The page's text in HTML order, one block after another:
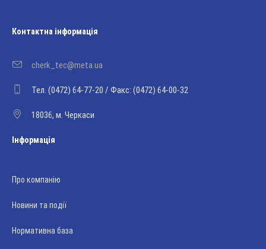
Контактна інформація
cherk_tec@meta.ua
Тел. (0472) 64-77-20 / Факс: (0472) 64-00-32
18036, м. Черкаси
Інформація
Про компанію
Новини та події
Нормативна база